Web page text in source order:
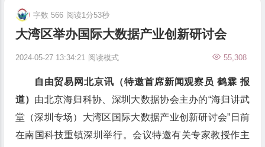
大湾区举办国际大数据产业创新研讨会
2024-05-27 13:34:21 55,308
字数 566 阅读1分53秒
阅读模式
自由贸易网北京讯（特邀首席新闻观察员 鹤霖 报
道） 由北京海归科协、深圳大数据协会主办的“海归讲武
堂（深圳专场）大湾区国际大数据产业创新研讨会”日前
在南国科技重镇深圳举行。会议特邀有关专家教授作主